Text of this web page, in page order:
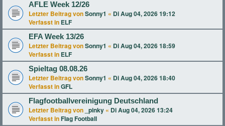
AFLE Week 12/26
Letzter Beitrag vonSonny1 « Di Aug 04, 2026 19:12
Verfasst in ELF
EFA Week 13/26
Letzter Beitrag vonSonny1 « Di Aug 04, 2026 18:59
Verfasst in ELF
Spieltag 08.08.26
Letzter Beitrag vonSonny1 « Di Aug 04, 2026 18:40
Verfasst inGFL
Flagfootballvereinigung Deutschland
Letzter Beitrag von _pinky « Di Aug 04, 2026 13:24
Verfasst in Flag Football